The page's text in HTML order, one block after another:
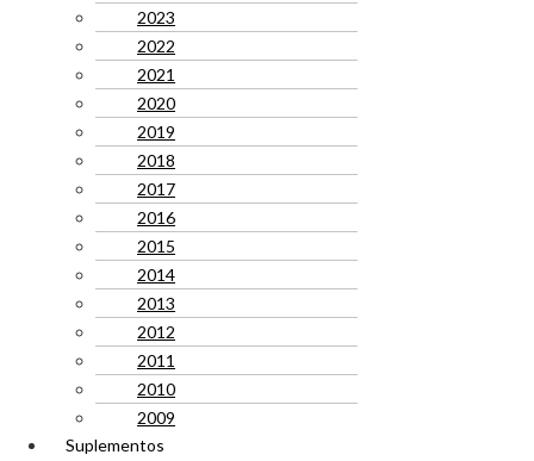
2023
2022
2021
2020
2019
2018
2017
2016
2015
2014
2013
2012
2011
2010
2009
Suplementos